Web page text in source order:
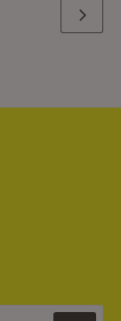
Weiter